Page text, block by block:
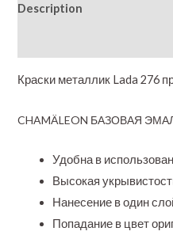
Description
Краски металлик Lada 276
CHAMÄLEON БАЗОВАЯ
Удобна в
Высокая
Нанесение в один
Попадание в цвет